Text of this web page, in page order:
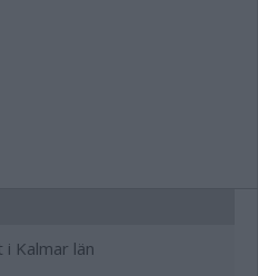
Kalmar län